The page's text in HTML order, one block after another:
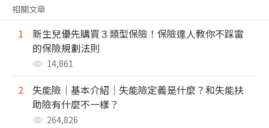
相關文章
1
新生兒優先購買３類型保險！保險達人教你不踩雷
的保險規劃法則
14,861
2
失能險｜基本介紹｜失能險定義是什麼？和失能扶
助險有什麼不一樣？
264,826